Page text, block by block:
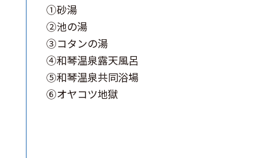
①砂湯
②池の湯
③コタンの湯
④和琴温泉露天風呂
⑤和琴温泉共同浴場
⑥オヤコツ地獄